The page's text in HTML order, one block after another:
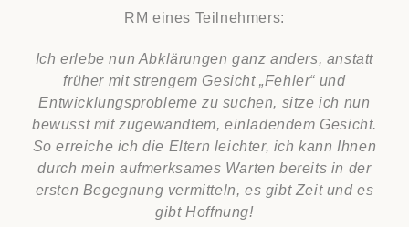
RM eines Teilnehmers:
Ich erlebe nun Abklärungen ganz anders, anstatt
früher mit strengem Gesicht „Fehler“ und
Entwicklungsprobleme zu suchen, sitze ich nun
bewusst mit zugewandtem, einladendem Gesicht.
So erreiche ich die Eltern leichter, ich kann Ihnen
durch mein aufmerksames Warten bereits in der
ersten Begegnung vermitteln, es gibt Zeit und es
gibt Hoffnung!